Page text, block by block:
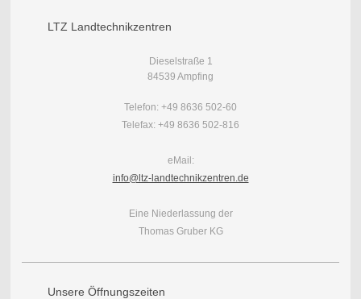
LTZ Landtechnikzentren
Dieselstraße 1
84539 Ampfing
Telefon: +49 8636 502-60
Telefax: +49 8636 502-816
eMail:
info@ltz-landtechnikzentren.de
Eine Niederlassung der
Thomas Gruber KG
Unsere Öffnungszeiten